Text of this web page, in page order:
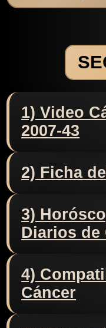
1) Video
2007-43
2) Ficha
3)
Diarios de
4)
Cáncer